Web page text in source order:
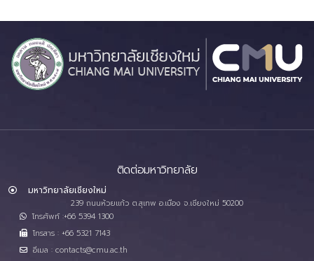
ติดต่อมหาวิทยาลัย
มหาวิทยาลัยเชียงใหม่
239 ถนนห้วยแก้ว ต.สุเทพ อ.เมือง จ.เชียงใหม่ 50200
โทรศัพท์ :+66 5394 1300
โทรสาร : +66 5321 7143
อีเมล : contacts@cmu.ac.th